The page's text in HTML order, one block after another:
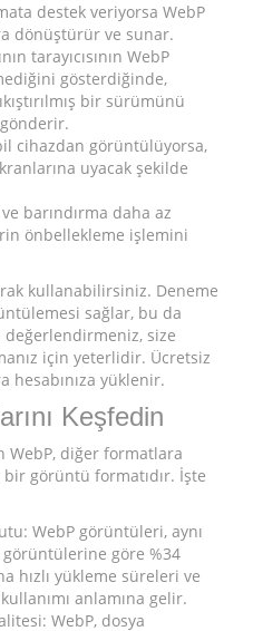
destek veriyorsa WebP
dönüştürür ve sunar.
tarayıcısının WebP
gösterdiğinde,
bir sürümünü
cihazdan görüntülüyorsa,
uyacak şekilde
ve barındırma daha az
önbellekleme işlemini
kullanabilirsiniz. Deneme
sağlar, bu da
değerlendirmeniz, size
için yeterlidir. Ücretsiz
hesabınıza yüklenir.
Keşfedin
WebP, diğer formatlara
görüntü formatıdır. İşte
WebP görüntüleri, aynı
görüntülerine göre %34
hızlı yükleme süreleri ve
anlamına gelir.
WebP, dosya